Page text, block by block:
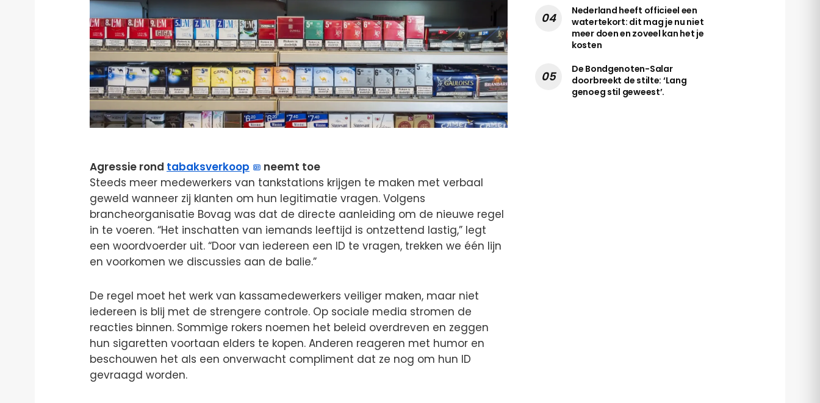
Agressie rond tabaksverkoop
neemt toe
Steeds meer medewerkers van tankstations krijgen te maken met verbaal
geweld wanneer zij klanten om hun legitimatie vragen. Volgens
brancheorganisatie Bovag was dat de directe aanleiding om de nieuwe regel
in te voeren. “Het inschatten van iemands leeftijd is ontzettend lastig,” legt
een woordvoerder uit. “Door van iedereen een ID te vragen, trekken we één lijn
en voorkomen we discussies aan de balie.”
De regel moet het werk van kassamedewerkers veiliger maken, maar niet
iedereen is blij met de strengere controle. Op sociale media stromen de
reacties binnen. Sommige rokers noemen het beleid overdreven en zeggen
hun sigaretten voortaan elders te kopen. Anderen reageren met humor en
beschouwen het als een onverwacht compliment dat ze nog om hun ID
gevraagd worden.
Nederland heeft officieel een
watertekort: dit mag je nu niet
meer doen en zoveel kan het je
kosten
De Bondgenoten-Salar
doorbreekt de stilte: ‘Lang
genoeg stil geweest’.